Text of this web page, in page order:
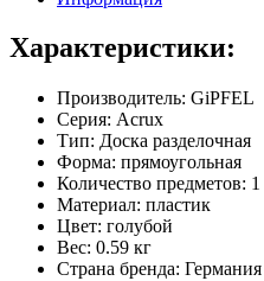
Характеристики:
Производитель: GiPFEL
Серия: Acrux
Тип: Доска разделочная
Форма: прямоугольная
Количество предметов: 1
Материал: пластик
Цвет: голубой
Вес: 0.59 кг
Страна бренда: Германия